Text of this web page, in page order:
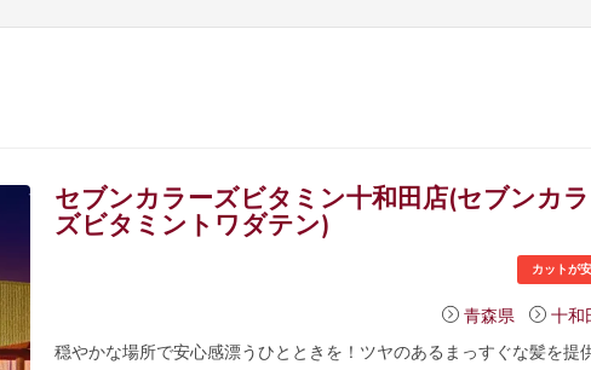
セブンカラーズビタミン十和田店(セブンカ
ズビタミントワダテン)
カットが
青森県
十和
穏やかな場所で安心感漂うひとときを！ツヤのあるまっすぐな髪を提